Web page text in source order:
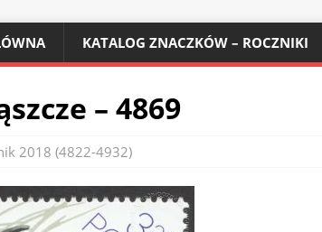
KATALOG ZNACZKÓW – ROCZNIKI
– 4869
2018 (4822-4932)